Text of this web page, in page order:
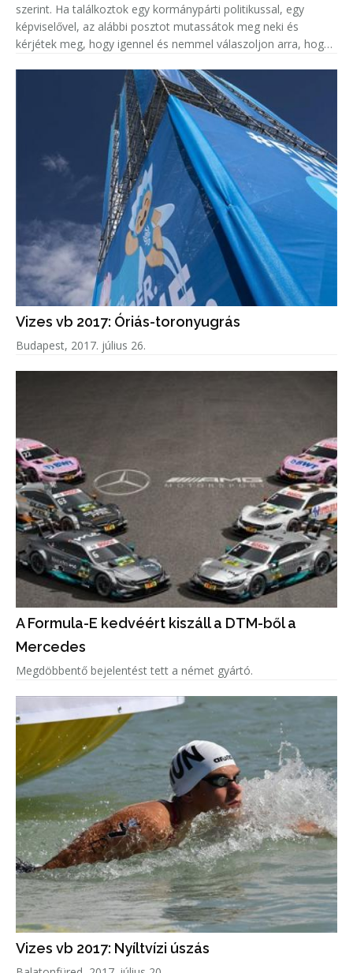
szerint. Ha találkoztok egy kormánypárti politikussal, egy
képviselővel, az alábbi posztot mutassátok meg neki és
kérjétek meg, hogy igennel és nemmel válaszoljon arra, hogy
Vizes vb 2017: Óriás-toronyugrás
Budapest, 2017. július 26.
A Formula-E kedvéért kiszáll a DTM-ből a
Mercedes
Megdöbbentő bejelentést tett a német gyártó.
Vizes vb 2017: Nyíltvízi úszás